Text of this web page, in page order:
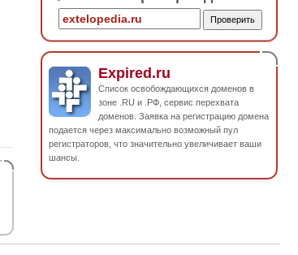
Expired.ru
Список освобождающихся доменов в
зоне .RU и .РФ, сервис перехвата
доменов. Заявка на регистрацию домена
подается через максимально возможный пул
регистраторов, что значительно увеличивает ваши
шансы.